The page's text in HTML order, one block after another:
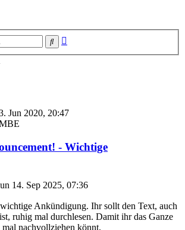
Search
Jun 2020, 20:47
- Wichtige
14. Sep 2025, 07:36
Ankündigung. Ihr sollt den Text, auch
ruhig mal durchlesen. Damit ihr das Ganze
mal nachvollziehen könnt.